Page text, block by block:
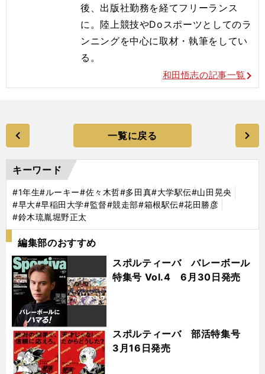
後、出版社勤務を経てフリーランス
に。陸上競技やDoスポーツとしてのラ
ンニングを中心に取材・執筆をしてい
る。
和田悟志の記事一覧
一覧に戻る
キーワード
#1年生#ルーキー#佐々木哲#多田真#大学駅伝#山田晃央
#早大#早稲田大学#監督#競走部#箱根駅伝#花田勝彦
#鈴木琉胤堀野正太
編集部のおすすめ
スポルティーバ バレーボール
特集号 Vol.4 6月30日発売
スポルティーバ 部活特集号
3月16日発売